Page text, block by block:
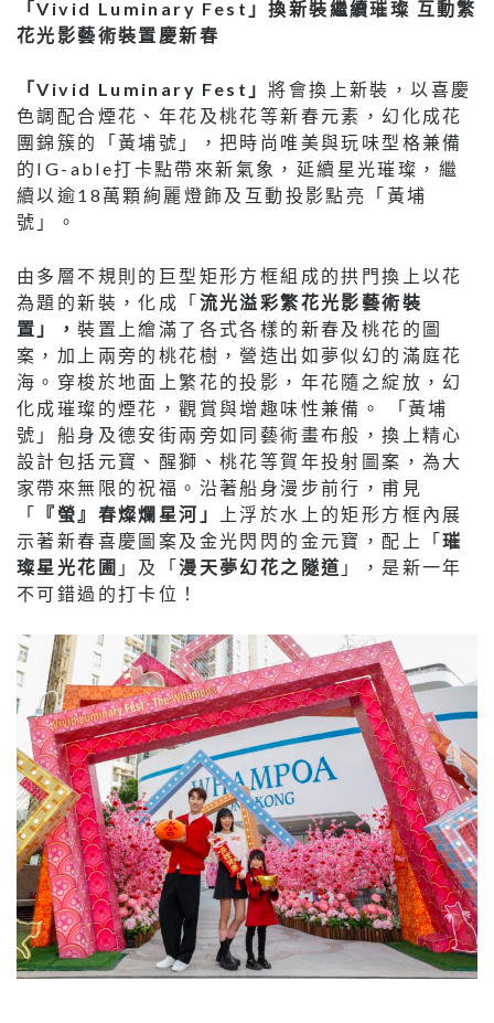
「Vivid Luminary Fest」換新裝繼續璀璨 互動繁
花光影藝術裝置慶新春
「Vivid Luminary Fest」將會換上新裝，以喜慶
色調配合煙花、年花及桃花等新春元素，幻化成花
團錦簇的「黃埔號」，把時尚唯美與玩味型格兼備
的IG-able打卡點帶來新氣象，延續星光璀璨，繼
續以逾18萬顆絢麗燈飾及互動投影點亮「黃埔
號」。
由多層不規則的巨型矩形方框組成的拱門換上以花
為題的新裝，化成「 流光溢彩繁花光影藝術裝
置」，裝置上繪滿了各式各樣的新春及桃花的圖
案，加上兩旁的桃花樹，營造出如夢似幻的滿庭花
海。穿梭於地面上繁花的投影，年花隨之綻放，幻
化成璀璨的煙花，觀賞與增趣味性兼備。 「黃埔
號」船身及德安街兩旁如同藝術畫布般，換上精心
設計包括元寶、醒獅、桃花等賀年投射圖案，為大
家帶來無限的祝福。沿著船身漫步前行，甫見
「
『螢』春燦爛星河」
上浮於水上的矩形方框內展
示著新春喜慶圖案及金光閃閃的金元寶，配上「璀
璨星光花圃 」及「漫天夢幻花之隧道 」，是新一年
不可錯過的打卡位！